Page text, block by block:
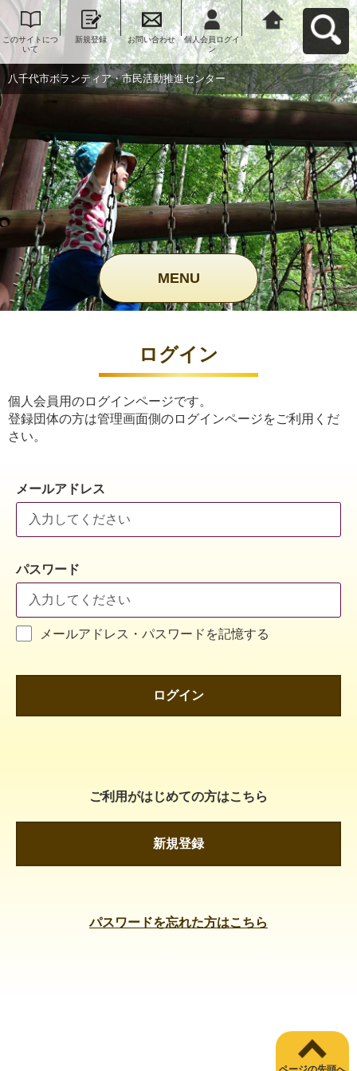
このサイトにつ
いて
新規登録 お問い合わせ
個人会員ログイ
ン
八千代市ボラン
ティア・市民活
動推進センター
へ戻る
八千代市ボランティア・市民活動推進センター
MENU
ログイン
個人会員用のログインページです。
登録団体の方は管理画面側のログインページをご利用くだ
さい。
メールアドレス
パスワード
メールアドレス・パスワードを記憶する
ログイン
ご利用がはじめての方はこちら
新規登録
パスワードを忘れた方はこちら